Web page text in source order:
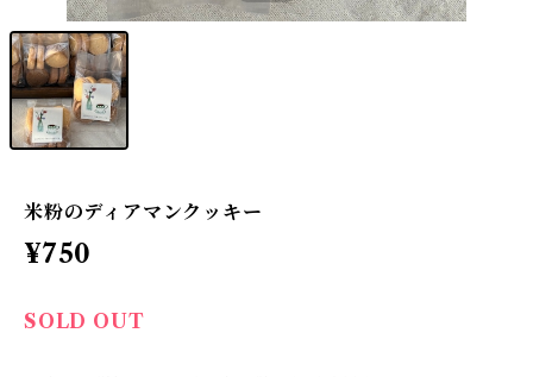
米粉のディアマンクッキー
¥750
SOLD OUT